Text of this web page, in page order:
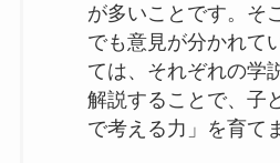
が多いことです。そ
でも意見が分かれて
ては、それぞれの学
解説することで、子
で考える力」を育て